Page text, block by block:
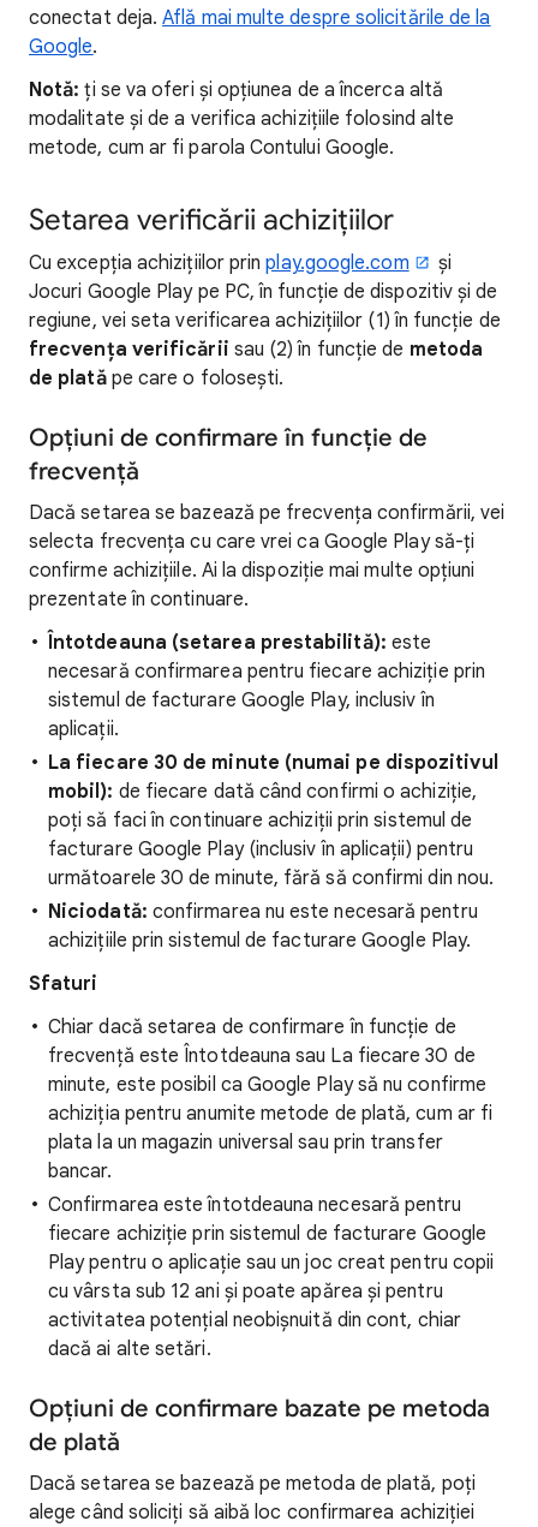
conectat deja.Află mai multe despre solicitările de la
Google.
Notă: ți se va oferi și opțiunea de a încerca altă
modalitate și de a verifica achizițiile folosind alte
metode, cum ar fi parola Contului Google.
Setarea verificării achizițiilor
Cu excepția achizițiilor prinplay.google.com
și
Jocuri Google Play pe PC, în funcție de dispozitiv și de
regiune, vei seta verificarea achizițiilor (1) în funcție de
frecvența verificării sau (2) în funcție de metoda
de platăpe care o folosești.
Opțiuni de confirmare în funcție de
frecvență
Dacă setarea se bazează pe frecvența confirmării, vei
selecta frecvența cu care vrei ca Google Play să-ți
confirme achizițiile. Ai la dispoziție mai multe opțiuni
prezentate în continuare.
Întotdeauna (setarea prestabilită): este
necesară confirmarea pentru fiecare achiziție prin
sistemul de facturare Google Play, inclusiv în
aplicații.
La fiecare 30 de minute (numai pe dispozitivul
mobil): de fiecare dată când confirmi o achiziție,
poți să faci în continuare achiziții prin sistemul de
facturare Google Play (inclusiv în aplicații) pentru
următoarele 30 de minute, fără să confirmi din nou.
Niciodată: confirmarea nu este necesară pentru
achizițiile prin sistemul de facturare Google Play.
Sfaturi
Chiar dacă setarea de confirmare în funcție de
frecvență este Întotdeauna sau La fiecare 30 de
minute, este posibil ca Google Play să nu confirme
achiziția pentru anumite metode de plată, cum ar fi
plata la un magazin universal sau prin transfer
bancar.
Confirmarea este întotdeauna necesară pentru
fiecare achiziție prin sistemul de facturare Google
Play pentru o aplicație sau un joc creat pentru copii
cu vârsta sub 12 ani și poate apărea și pentru
activitatea potențial neobișnuită din cont, chiar
dacă ai alte setări.
Opțiuni de confirmare bazate pe metoda
de plată
Dacă setarea se bazează pe metoda de plată, poți
alege când soliciți să aibă loc confirmarea achiziției